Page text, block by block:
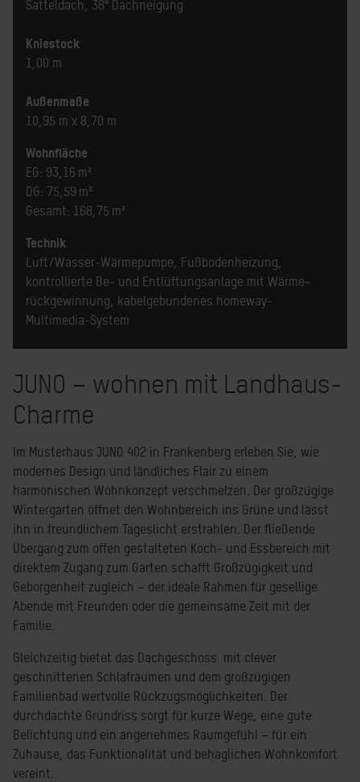
Satteldach, 38° Dachneigung
Kniestock
1,00 m
Außenmaße
10,95 m x 8,70 m
Wohnfläche
EG: 93,16 m²
DG: 75,59 m²
Gesamt: 168,75 m²
Technik
Luft/Wasser-Wärmepumpe, Fußbodenheizung,
kontrollierte Be- und Entlüftungsanlage mit Wärme­
rückgewinnung, kabelgebundenes homeway-
Multimedia-System
JUNO – wohnen mit Landhaus-
Charme
Im Musterhaus JUNO 402 in Frankenberg erleben Sie, wie
modernes Design und ländliches Flair zu einem
harmonischen Wohnkonzept verschmelzen. Der großzügige
Wintergarten öffnet den Wohnbereich ins Grüne und lässt
ihn in freundlichem Tageslicht erstrahlen. Der fließende
Übergang zum offen gestalteten Koch- und Essbereich mit
direktem Zugang zum Garten schafft Großzügigkeit und
Geborgenheit zugleich – der ideale Rahmen für gesellige
Abende mit Freunden oder die gemeinsame Zeit mit der
Familie.
Gleichzeitig bietet das Dachgeschoss mit clever
geschnittenen Schlafräumen und dem großzügigen
Familienbad wertvolle Rückzugsmöglichkeiten. Der
durchdachte Grundriss sorgt für kurze Wege, eine gute
Belichtung und ein angenehmes Raumgefühl – für ein
Zuhause, das Funktionalität und behaglichen Wohnkomfort
vereint.